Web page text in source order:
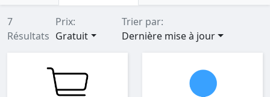
7
Résultats
Prix:
Gratuit
Trier par:
Dernière mise à jour